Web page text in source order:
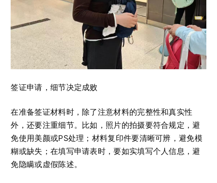
签证申请，细节决定成败
在准备签证材料时，除了注意材料的完整性和真实性
外，还要注重细节。比如，照片的拍摄要符合规定，避
免使用美颜或PS处理；材料复印件要清晰可辨，避免模
糊或缺失；在填写申请表时，要如实填写个人信息，避
免隐瞒或虚假陈述。